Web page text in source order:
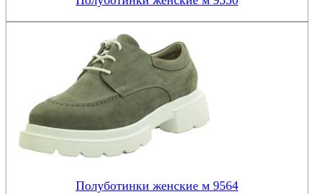
Полуботинки женские м 9564